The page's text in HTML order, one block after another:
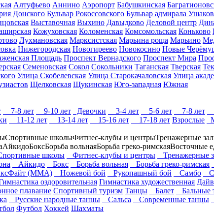
Алтуфьево Аннино Аэропорт Бабушкинская
Донского Бульвар Рокоссовского Бульвар адмирала
Выставочная Выхино Давыдково Деловой центр
Кожуховская Коломенская Комсомольская Коньково
Лухмановская Марксистская Марьина роща Марьино
Нижегородская Новогиреево Новокосино Новые
Площадь Проспект Вернадского Проспект Мира
Семеновская Сокол Сокольники Таганская Тверская
Улица Скобелевская Улица Старокачаловская Улица
Щелковская Щукинская Юго-западная Южная
7-8 лет 9-10 лет Девочки 3-4 лет 5-6 лет 7-8 лет
11-12 лет 13-14 лет 15-16 лет 17-18 лет Взрослые
Спортивные школыФитнес-клубы и центрыТренажерные
АйкидоБоксБорьба вольнаяБорьба греко-римскаяВосточные
школы Фитнес-клубы и центры Тренажерные
Айкидо Бокс Борьба вольная Борьба греко-римская
(ММА) Ножевой бой Рукопашный бой Самбо
оздоровительная Гимнастика художественная
плавание Спортивный туризм Танцы Балет Бальные
Русские народные танцы Сальса Современные танцы
Футбол Хоккей Шахматы